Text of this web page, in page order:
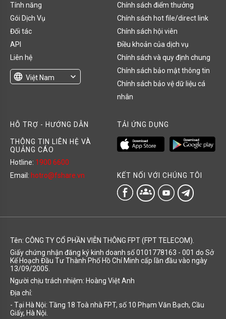
Tính năng
Gói Dịch Vụ
Đối tác
API
Liên hệ
language Việt Nam
expand_more
Chính sách điểm thưởng
Chính sách hot file/direct link
Chính sách hội viên
Điều khoản của dịch vụ
Chính sách và quy định chung
Chính sách bảo mật thông tin
Chính sách bảo vệ dữ liệu cá
nhân
HỖ TRỢ - HƯỚNG DẪN
THÔNG TIN LIÊN HỆ VÀ
QUẢNG CÁO
Hotline: 1900 6600
Email: hotro@fshare.vn
TẢI ỨNG DỤNG
KẾT NỐI VỚI CHÚNG TÔI
groups
Tên: CÔNG TY CỔ PHẦN VIỄN THÔNG FPT (FPT TELECOM).
Giấy chứng nhận đăng ký kinh doanh số 0101778163 - 001 do Sở
Kế Hoạch Đầu Tư Thành Phố Hồ Chí Minh cấp lần đầu vào ngày
13/09/2005.
Người chịu trách nhiệm: Hoàng Việt Anh
Địa chỉ:
- Tại Hà Nội: Tầng 18 Toà nhà FPT, số 10 Phạm Văn Bạch, Cầu
Giấy, Hà Nội.